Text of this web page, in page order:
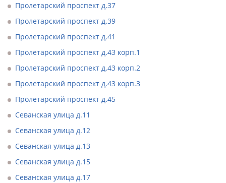
Пролетарский проспект д.37
Пролетарский проспект д.39
Пролетарский проспект д.41
Пролетарский проспект д.43 корп.1
Пролетарский проспект д.43 корп.2
Пролетарский проспект д.43 корп.3
Пролетарский проспект д.45
Севанская улица д.11
Севанская улица д.12
Севанская улица д.13
Севанская улица д.15
Севанская улица д.17